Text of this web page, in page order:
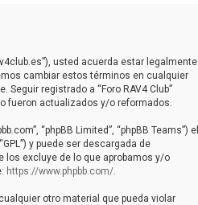
usted acuerda estar legalmente
cambiar estos términos en cualquier
registrado a “Foro RAV4 Club”
fueron actualizados y/o reformados.
“phpBB Limited”, “phpBB Teams”) el
y puede ser descargada de
los excluye de lo que aprobamos y/o
https://www.phpbb.com/.
otro material que pueda violar